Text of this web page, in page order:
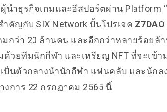
ผู้นำธุรกิจเกมและอีสปอร์ตผ่าน Platform
คัญกับ SIX Network ปั้นโปรเจค Z7DAO
มกว่า 20 ล้านคน และอีกกว่าหลายร้อยล้
วยทีมนักกีฬา และเหรียญ NFT ที่จะเข้า
ป็นตัวกลางนำนักกีฬา แฟนคลับ และนักล
งการ 22 กรกฏาคม 2565 นี้